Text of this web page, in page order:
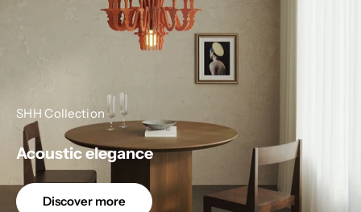
SHH Collection
Acoustic elegance
Discover more